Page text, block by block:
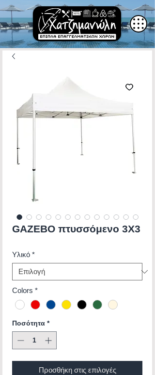
GAZEBO πτυσσόμενο 3X3
Υλικό *
Colors *
Ποσότητα *
Προσθήκη στις επιλογές